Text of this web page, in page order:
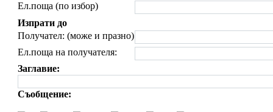
Ел.поща (по избор)
Изпрати до
Получател: (може и празно)
Ел.поща на получателя:
Заглавие:
Съобщение: